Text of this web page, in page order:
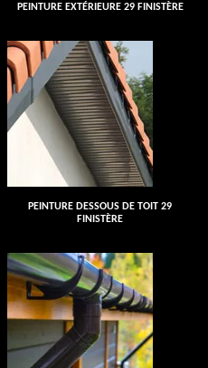
PEINTURE EXTÉRIEURE 29 FINISTÈRE
PEINTURE DESSOUS DE TOIT 29
FINISTÈRE